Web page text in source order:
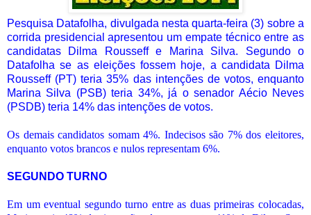
Pesquisa Datafolha, divulgada nesta quarta-feira (3) sobre a
corrida presidencial apresentou um empate técnico entre as
candidatas Dilma Rousseff e Marina Silva. Segundo o
Datafolha se as eleições fossem hoje, a candidata Dilma
Rousseff (PT) teria 35% das intenções de votos, enquanto
Marina Silva (PSB) teria 34%, já o senador Aécio Neves
(PSDB) teria 14% das intenções de votos.
Os demais candidatos somam 4%. Indecisos são 7% dos eleitores,
enquanto votos brancos e nulos representam 6%.
SEGUNDO TURNO
Em um eventual segundo turno entre as duas primeiras colocadas,